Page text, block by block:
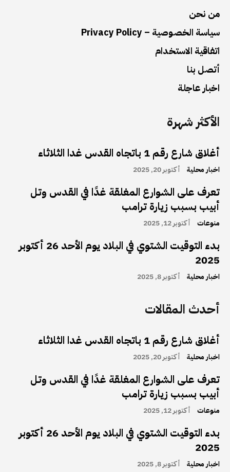
من نحن
سياسة الخصوصية – Privacy Policy
اتفاقية الاستخدام
أتصل بنا
اخبار عاجلة
الأكثر شهرة
أغلاق شارع رقم 1 باتجاه القدس غدا الثلاثاء
اخبار محلية أكتوبر 20, 2025
تعرف على الشوارع المغلقة غدًا في القدس وتل
أبيب بسبب زيارة ترامب
منوعات أكتوبر 12, 2025
بدء التوقيت الشتوي في البلاد يوم الأحد 26 أكتوبر
2025
اخبار محلية أكتوبر 8, 2025
أحدث المقالات
أغلاق شارع رقم 1 باتجاه القدس غدا الثلاثاء
اخبار محلية أكتوبر 20, 2025
تعرف على الشوارع المغلقة غدًا في القدس وتل
أبيب بسبب زيارة ترامب
منوعات أكتوبر 12, 2025
بدء التوقيت الشتوي في البلاد يوم الأحد 26 أكتوبر
2025
اخبار محلية أكتوبر 8, 2025